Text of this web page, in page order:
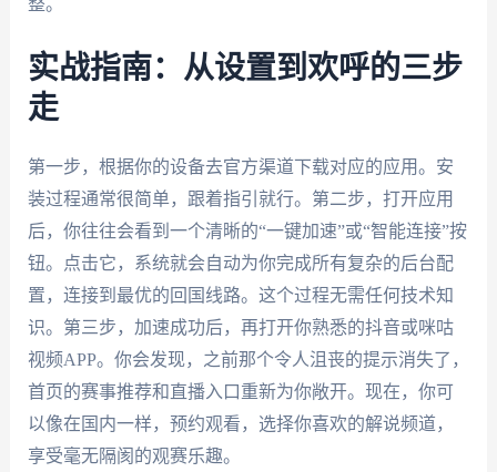
整。
实战指南：从设置到欢呼的三步
走
第一步，根据你的设备去官方渠道下载对应的应用。安
装过程通常很简单，跟着指引就行。第二步，打开应用
后，你往往会看到一个清晰的“一键加速”或“智能连接”按
钮。点击它，系统就会自动为你完成所有复杂的后台配
置，连接到最优的回国线路。这个过程无需任何技术知
识。第三步，加速成功后，再打开你熟悉的抖音或咪咕
视频APP。你会发现，之前那个令人沮丧的提示消失了，
首页的赛事推荐和直播入口重新为你敞开。现在，你可
以像在国内一样，预约观看，选择你喜欢的解说频道，
享受毫无隔阂的观赛乐趣。